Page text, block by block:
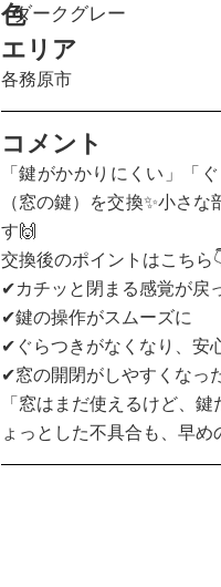
色ダークグレー
エリア
各務原市
コメント
「鍵がかかりにくい」「
（窓の鍵）を交換✨小さ
す🙌
交換後のポイントはこちら
✔カチッと閉まる感覚が戻
✔鍵の操作がスムーズに
✔ぐらつきがなくなり、安
✔窓の開閉がしやすくなっ
「窓はまだ使えるけど、
ょっとした不具合も、早